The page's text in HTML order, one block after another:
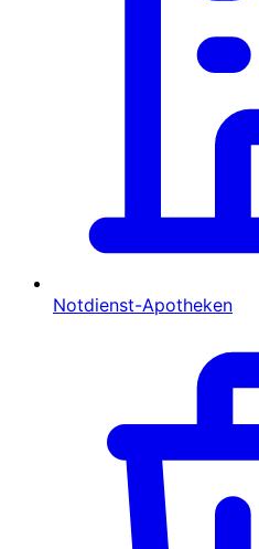
Notdienst-Apotheken